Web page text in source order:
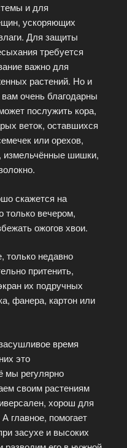
и для
ускоряющих
Для защиты
требуется
важно для
растений. Но и
очень благодарны
послужить кора,
веток, оставшихся
или орехов,
измельчённые шишки,
скажется на
только вечером,
ожогов хвои.
только недавно
притенить,
их подручных
фанера, картон или
время
это
мы регулярно
своим растениям
хорош для
главное, помогает
засухе и высоких